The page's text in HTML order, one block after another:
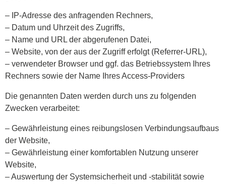
– IP-Adresse des anfragenden Rechners,
– Datum und Uhrzeit des Zugriffs,
– Name und URL der abgerufenen Datei,
– Website, von der aus der Zugriff erfolgt (Referrer-URL),
– verwendeter Browser und ggf. das Betriebssystem Ihres
Rechners sowie der Name Ihres Access-Providers
Die genannten Daten werden durch uns zu folgenden
Zwecken verarbeitet:
– Gewährleistung eines reibungslosen Verbindungsaufbaus
der Website,
– Gewährleistung einer komfortablen Nutzung unserer
Website,
– Auswertung der Systemsicherheit und -stabilität sowie